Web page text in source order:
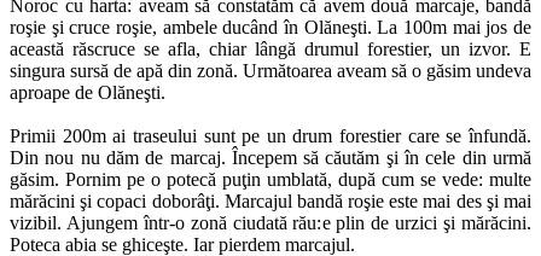
Noroc cu harta: aveam să constatăm că avem două marcaje, bandă
roşie şi cruce roşie, ambele ducând în Olăneşti. La 100m mai jos de
această răscruce se afla, chiar lângă drumul forestier, un izvor. E
singura sursă de apă din zonă. Următoarea aveam să o găsim undeva
aproape de Olăneşti.
Primii 200m ai traseului sunt pe un drum forestier care se înfundă.
Din nou nu dăm de marcaj. Începem să căutăm şi în cele din urmă
găsim. Pornim pe o potecă puţin umblată, după cum se vede: multe
mărăcini şi copaci doborâţi. Marcajul bandă roşie este mai des şi mai
vizibil. Ajungem într-o zonă ciudată rău:e plin de urzici şi mărăcini.
Poteca abia se ghiceşte. Iar pierdem marcajul.